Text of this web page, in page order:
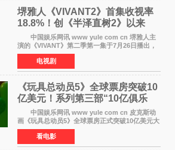
堺雅人《VIVANT2》首集收视率
18.8%！创《半泽直树2》以来
TBS周日剧场最高开局
中国娱乐网讯 www yule com cn 堺雅人主
演的《VIVANT》第二季第一集于7月26日播出，
首集收视率高达18 8%，成为自2020年《半泽直
树2》首集22%以来，TBS周日剧场最高开播收视
纪录。 考虑到
电视剧
《玩具总动员5》全球票房突破10
亿美元！系列第三部“10亿俱乐
部”达成
中国娱乐网讯 www yule com cn 皮克斯动
画《玩具总动员5》全球票房正式突破10亿美元大
关。截至上周末，该片全球累计票房已达10 22亿
美元，其中北美市场贡献4 48亿美元，中国内地
票房达2 82
看电影